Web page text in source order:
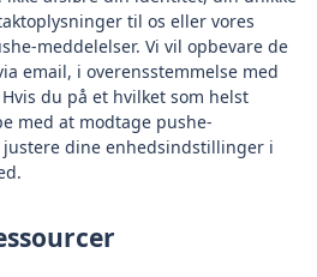
til os eller vores
meddelelser. Vi vil opbevare de
email, i overensstemmelse med
du på et hvilket som helst
med at modtage pushe-
dine enhedsindstillinger i